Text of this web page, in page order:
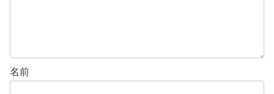
名前